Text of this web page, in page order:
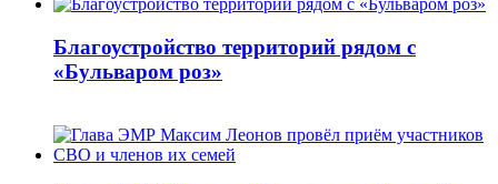
Благоустройство территорий рядом с
«Бульваром роз»